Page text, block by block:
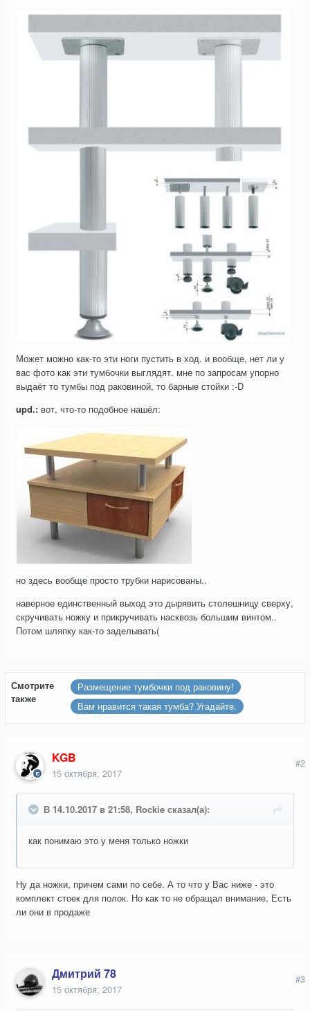
Может можно как-то эти ноги пустить в ход. и вообще, нет ли у
вас фото как эти тумбочки выглядят. мне по запросам упорно
выдаёт то тумбы под раковиной, то барные стойки :-D
upd.: вот, что-то подобное нашёл:
но здесь вообще просто трубки нарисованы..
наверное единственный выход это дырявить столешницу сверху,
скручивать ножку и прикручивать насквозь большим винтом..
Потом шляпку как-то заделывать(
Смотрите
также
Размещение тумбочки под раковину!
Вам нравится такая тумба? Угадайте.
KGB
15 октября, 2017
#2
В 14.10.2017 в 21:58, Rockie сказал(а):
как понимаю это у меня только ножки
Ну да ножки, причем сами по себе. А то что у Вас ниже - это
комплект стоек для полок. Но как то не обращал внимание, Есть
ли они в продаже
Дмитрий 78
15 октября, 2017
#3